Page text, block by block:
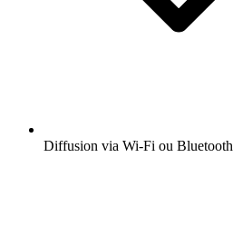
Diffusion via Wi-Fi ou Bluetooth